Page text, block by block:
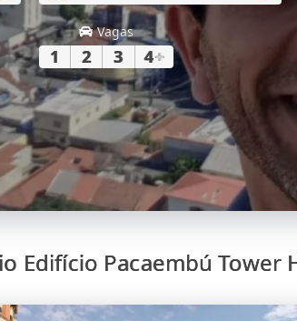
Vagas
1 2 3 4+
Edifício Pacaembú Tower